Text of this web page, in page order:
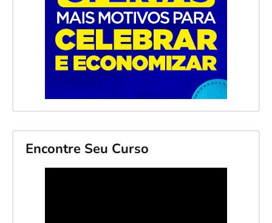
Encontre Seu Curso